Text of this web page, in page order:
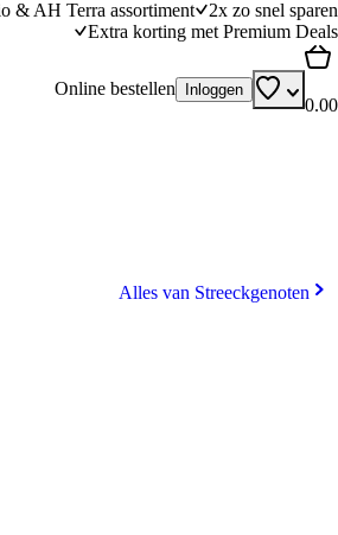
& AH Terra assortiment
2x zo snel sparen
Extra korting met Premium Deals
Online bestellen Inloggen
0.00
Alles van Streeckgenoten